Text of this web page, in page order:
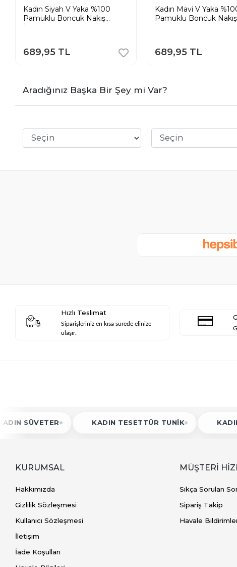
Kadın Siyah V Yaka %100
Pamuklu Boncuk Nakış
İşlemeli T-Shirt Çiçekli
689,95 TL
Kadın Mavi V Yaka
Pamuklu Boncuk Nakış
İşlemeli T-Shirt Çiçekli
689,95 TL
Aradığınız Başka Bir Şey mi Var?
Hızlı Teslimat
Siparişleriniz en kısa sürede elinize
ulaşır.
KADIN TESETTÜR TUNIK KADIN ATLET
KURUMSAL
Hakkımızda
Gizlilik Sözleşmesi
Kullanıcı Sözleşmesi
İletişim
İade Koşulları
MÜŞTERİ
Sıkça Sorulan
Sipariş Takip
Havale